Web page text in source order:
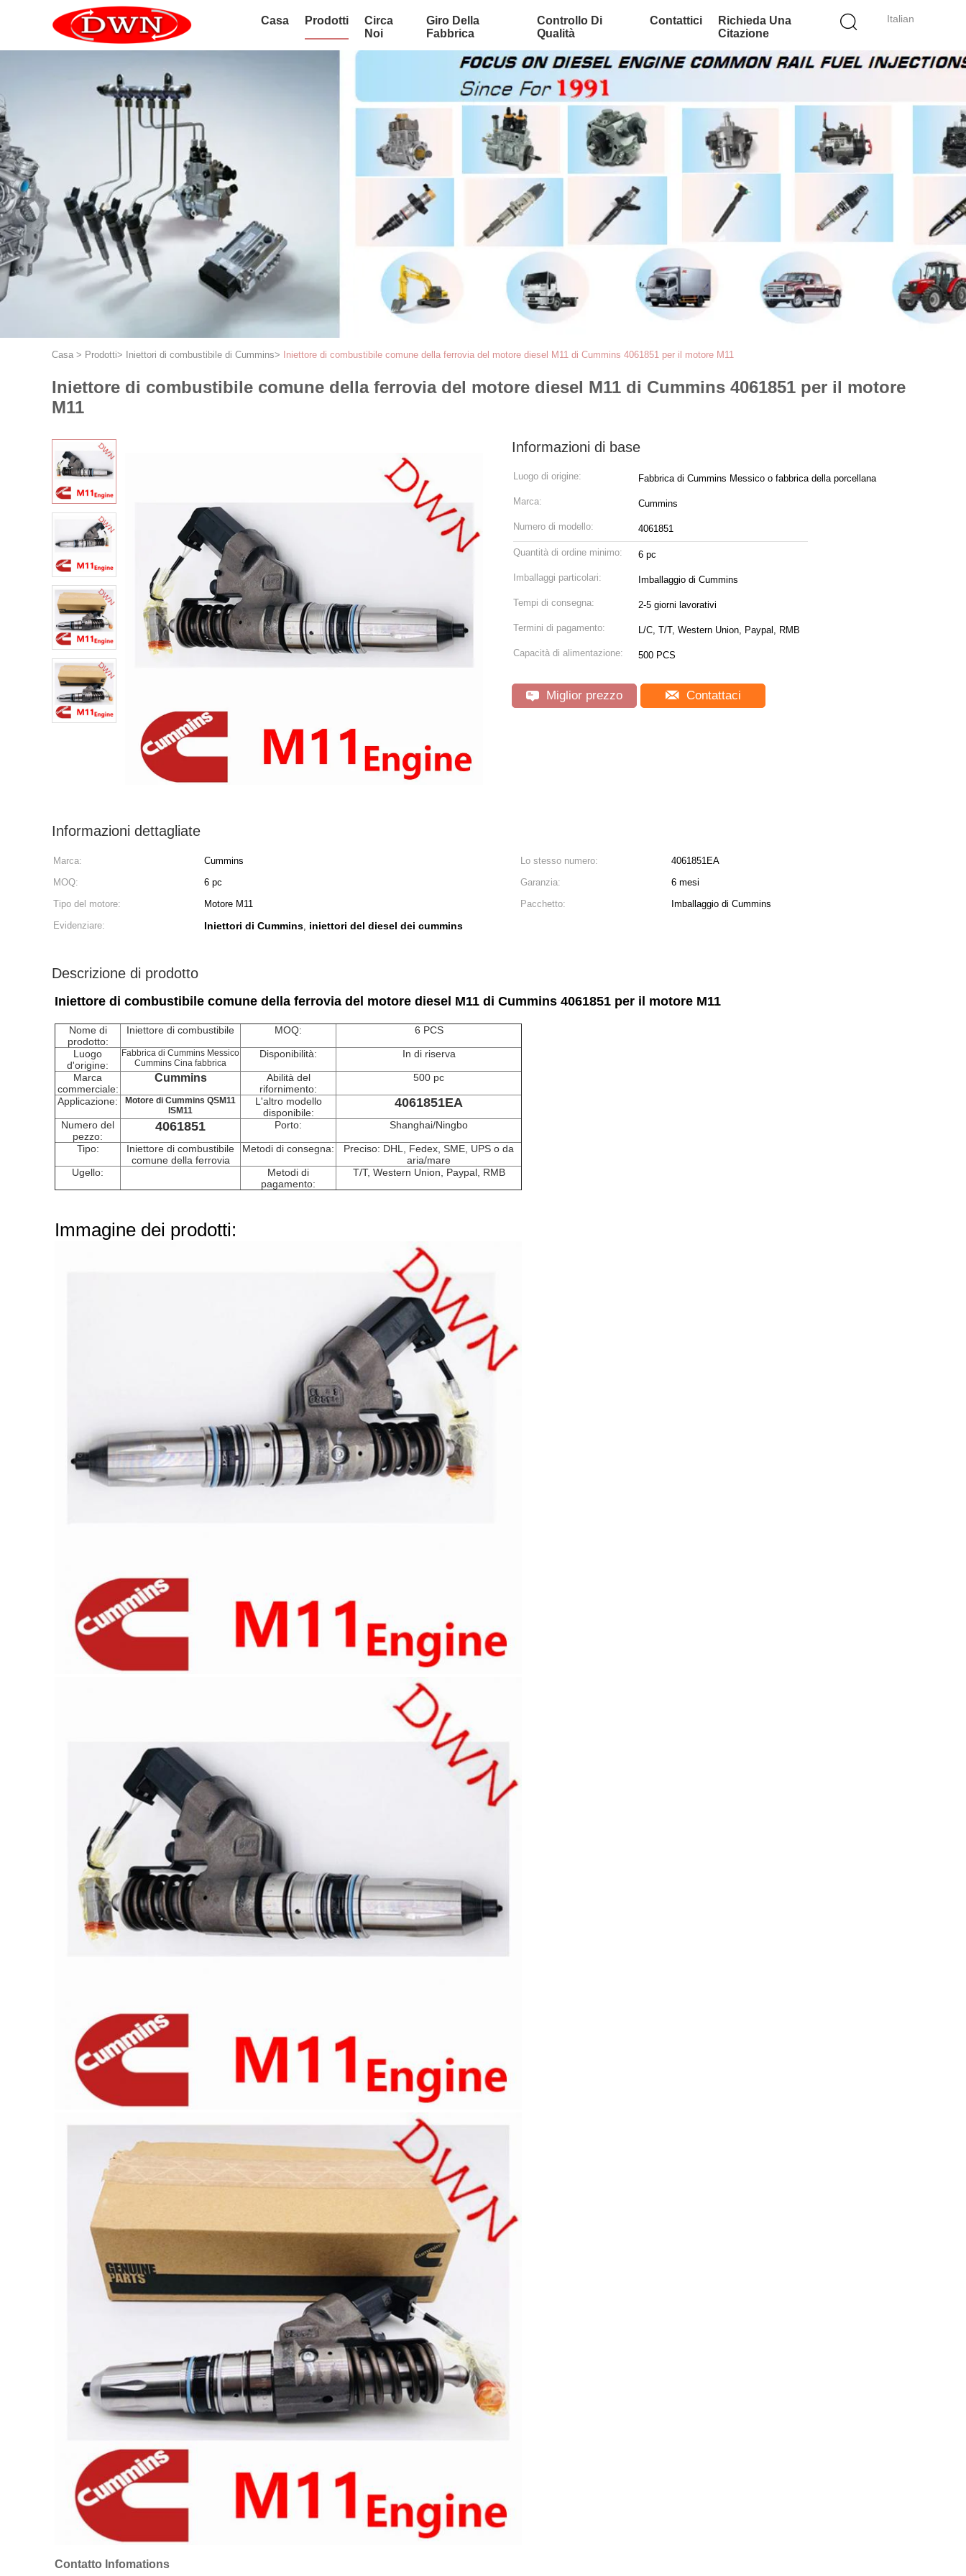
Italian
Casa Prodotti
Circa
Noi
Giro Della
Fabbrica
Controllo Di
Qualità
Contattici
Richieda Una
Citazione
Casa > Prodotti> Iniettori di combustibile di Cummins> Iniettore di combustibile comune della ferrovia del motore diesel M11 di Cummins 4061851 per il motore M11
Iniettore di combustibile comune della ferrovia del motore diesel M11 di Cummins 4061851 per il motore
M11
Informazioni di base
Luogo di origine: Fabbrica di Cummins Messico o fabbrica della porcellana
Marca: Cummins
Numero di modello: 4061851
Quantità di ordine minimo: 6 pc
Imballaggi particolari: Imballaggio di Cummins
Tempi di consegna: 2-5 giorni lavorativi
Termini di pagamento: L/C, T/T, Western Union, Paypal, RMB
Capacità di alimentazione: 500 PCS
Miglior prezzo Contattaci
Informazioni dettagliate
Marca: Cummins Lo stesso numero:
4061851EA
MOQ:
6 pc Garanzia:
6 mesi
Tipo del motore:
Motore M11 Pacchetto:
Imballaggio di Cummins
Evidenziare:
Iniettori di Cummins, iniettori del diesel dei cummins
Descrizione di prodotto
Iniettore di combustibile comune della ferrovia del motore diesel M11 di Cummins 4061851 per il motore M11
Nome di
prodotto:
Iniettore di combustibile MOQ: 6 PCS
Luogo
d'origine:
Fabbrica di Cummins Messico
Cummins Cina fabbrica
Disponibilità: In di riserva
Marca
commerciale:
Cummins
Abilità del
rifornimento:
500 pc
Applicazione:
Motore di Cummins QSM11
ISM11
L'altro modello
disponibile:
4061851EA
Numero del
pezzo:
4061851 Porto: Shanghai/Ningbo
Tipo:
Iniettore di combustibile
comune della ferrovia
Metodi di consegna:
Preciso: DHL, Fedex, SME, UPS o da
aria/mare
Ugello:
Metodi di
pagamento:
T/T, Western Union, Paypal, RMB
Immagine dei prodotti:
Contatto Infomations